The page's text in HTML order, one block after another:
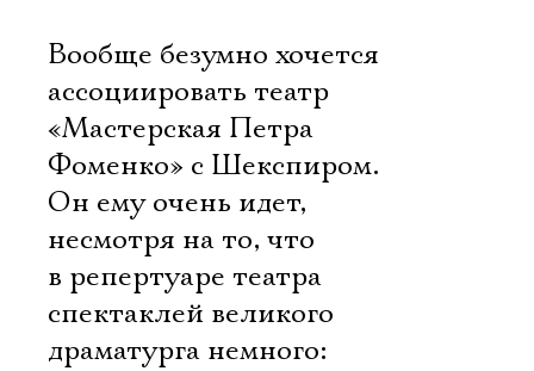
Вообще безумно хочется
ассоциировать театр
«Мастерская Петра
Фоменко» с Шекспиром.
Он ему очень идет,
несмотря на то, что
в репертуаре театра
спектаклей великого
драматурга немного: